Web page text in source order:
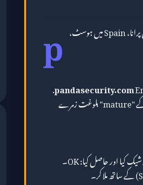
p کا سنیپ شاٹ: 25.7 سال پرانا، Spain میں ہوسٹ،
pandasecurity.com
Entorno Digital, S.A.
کے ذریعے تقریباً 25.7 سال سے ہے — ہمارے ماڈل کے "mature" بلوغت زمرے
ہم نے pandasecurity.com کے خلاف TLS ہینڈ شیک کیا اور حاصل کیا: OK۔